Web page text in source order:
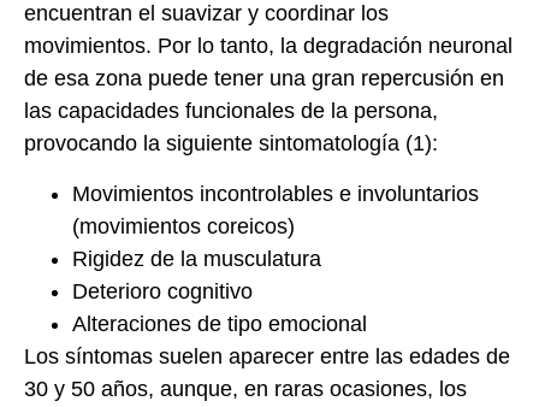
encuentran el suavizar y coordinar los
movimientos. Por lo tanto, la degradación neuronal
de esa zona puede tener una gran repercusión en
las capacidades funcionales de la persona,
provocando la siguiente sintomatología (1):
Movimientos incontrolables e involuntarios
(movimientos coreicos)
Rigidez de la musculatura
Deterioro cognitivo
Alteraciones de tipo emocional
Los síntomas suelen aparecer entre las edades de
30 y 50 años, aunque, en raras ocasiones, los